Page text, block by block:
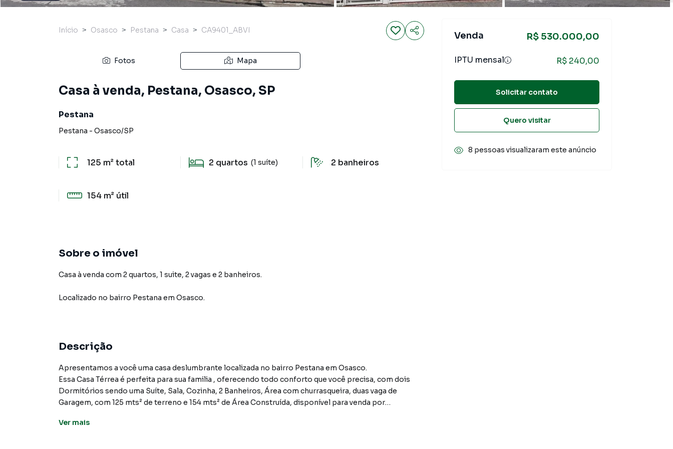
Início Osasco Pestana Casa CA9401_ABVI
Fotos Mapa
Casa à venda, Pestana, Osasco, SP
Pestana
Pestana - Osasco/SP
125 m²total 2 quartos (1 suíte) 2 banheiros
154 m² útil
Sobre o imóvel
Casa à venda com 2 quartos, 1 suite, 2 vagas e 2 banheiros.
Localizado no bairro Pestana em Osasco.
Descrição
Apresentamos a você uma casa deslumbrante localizada no bairro Pestana em Osasco.
Essa Casa Térrea é perfeita para sua familia , oferecendo todo conforto que você precisa, com dois
Dormitórios sendo uma Suíte, Sala, Cozinha, 2 Banheiros, Área com churrasqueira, duas vaga de
Garagem, com 125 mts² de terreno e 154 mts² de Área Construída, disponível para venda por
A Casa ainda conta com uma área com churrasqueira e uma edícula.
Ver mais
Venda R$ 530.000,00
IPTU mensal R$ 240,00
Solicitar contato
Quero visitar
8 pessoas visualizaram este anúncio